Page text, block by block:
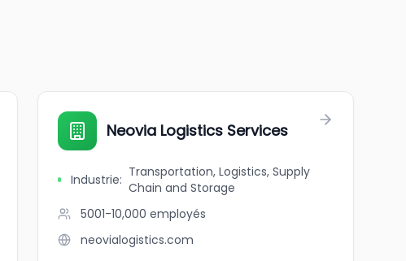
Neovia Logistics Services
Industrie: Transportation, Logistics, Supply
Chain and Storage
5001-10,000 employés
neovialogistics.com